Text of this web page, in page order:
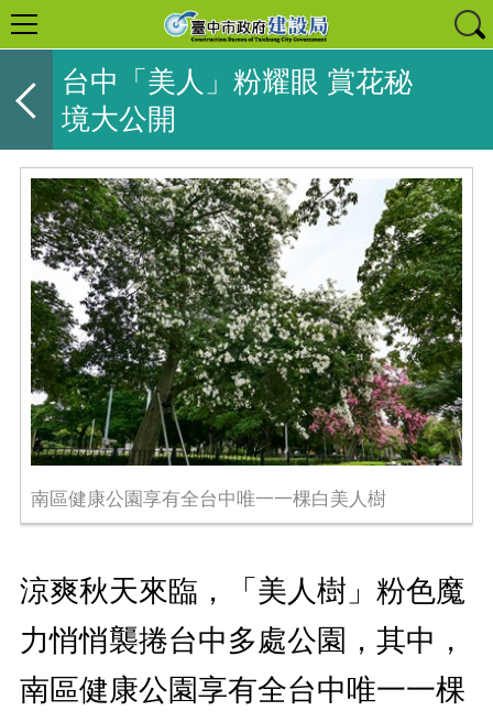
台中「美人」粉耀眼 賞花秘
境大公開
南區健康公園享有全台中唯一一棵白美人樹
涼爽秋天來臨，「美人樹」粉色魔
力悄悄襲捲台中多處公園，其中，
南區健康公園享有全台中唯一一棵